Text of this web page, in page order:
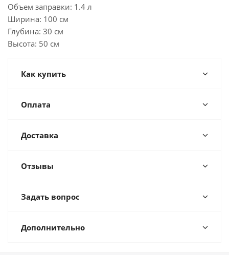
Объем заправки: 1.4 л
Ширина: 100 см
Глубина: 30 см
Высота: 50 см
Как купить
Оплата
Доставка
Отзывы
Задать вопрос
Дополнительно